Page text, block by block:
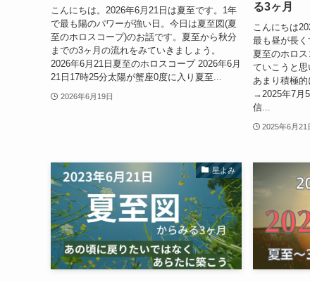
こんにちは。2026年6月21日は夏至です。1年
で最も陽のパワーが強い日。今日は夏至図(夏
至のホロスコープ)のお話です。夏至から秋分
までの3ヶ月の流れをみていきましょう。
2026年6月21日夏至のホロスコープ 2026年6月
21日17時25分太陽が蟹座0度に入り夏至...
2026年6月19日
る3ヶ月
こんにちは
最も昼が長
夏至のホロ
ていこうと
あまり積極
→2025年7月
信...
2025年6月21
星よみ